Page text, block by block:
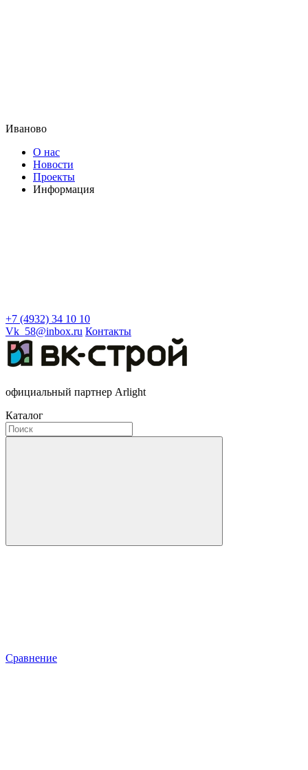
Иваново
О нас
Новости
Проекты
Информация
+7 (4932) 34 10 10
Vk_58@inbox.ru Контакты
официальный партнер Arlight
Каталог
Сравнение